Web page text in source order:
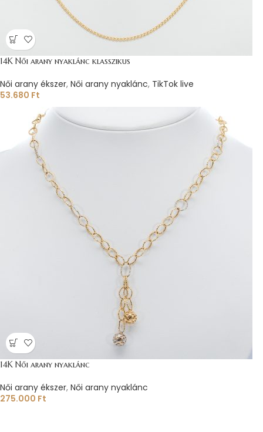
14K Női arany nyaklánc klasszikus
Női arany ékszer, Női arany nyaklánc, TikTok live
53.680 Ft
14K Női arany nyaklánc
Női arany ékszer, Női arany nyaklánc
275.000 Ft